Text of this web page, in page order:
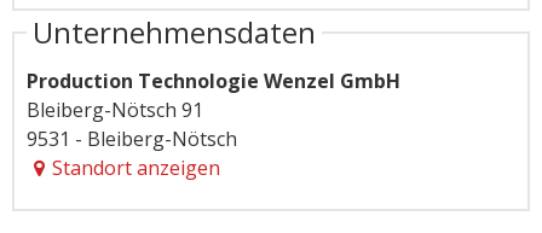
Unternehmensdaten
Production Technologie Wenzel GmbH
Bleiberg-Nötsch 91
9531 - Bleiberg-Nötsch
Standort anzeigen